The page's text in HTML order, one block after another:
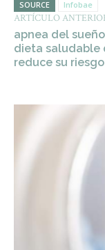
SOURCE Infobae
ARTÍCULO
apnea del
dieta saludable
reduce su riesgo